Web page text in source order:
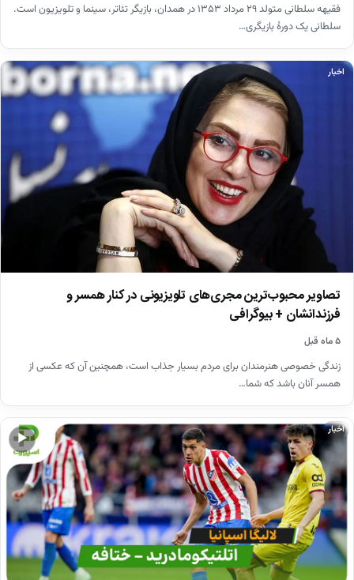
فقیهه سلطانی متولد ۲۹ مرداد ۱۳۵۳ در همدان، بازیگر تئاتر، سینما و تلویزیون است.
سلطانی یک دورهٔ بازیگری…
اخبار
تصاویر محبوب‌ترین مجری‌های تلویزیونی در کنار همسر و
فرزندانشان + بیوگرافی
۵ ماه قبل
زندگی خصوصی هنرمندان برای مردم بسیار جذاب است، همچنین آن که عکسی از
همسر آنان باشد که شما…
▶
اخبار